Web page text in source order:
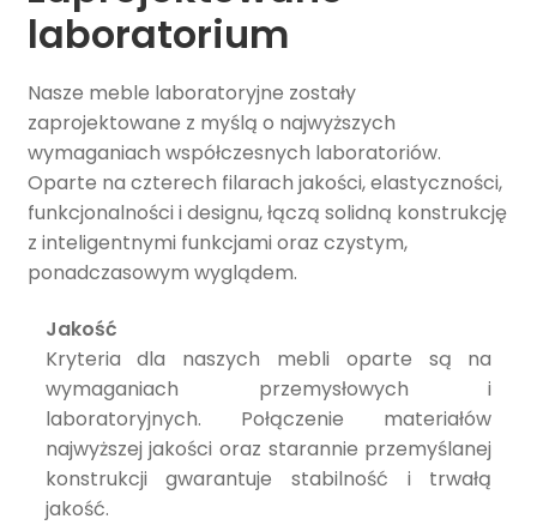
Twardościomierze
Szlifierko-polerki
Inkludowanie
menu
Badania powierzchni i powłok – Testery
zarysowań
System Laboratoryjny
Biotechnologia
Kontakt
laboratorium
Nasze meble laboratoryjne zostały
zaprojektowane z myślą o najwyższych
wymaganiach współczesnych laboratoriów.
Oparte na czterech filarach jakości, elastyczności,
funkcjonalności i designu, łączą solidną konstrukcję
z inteligentnymi funkcjami oraz czystym,
ponadczasowym wyglądem.
Jakość
Kryteria dla naszych mebli oparte są na
wymaganiach przemysłowych i
laboratoryjnych. Połączenie materiałów
najwyższej jakości oraz starannie przemyślanej
konstrukcji gwarantuje stabilność i trwałą
jakość.